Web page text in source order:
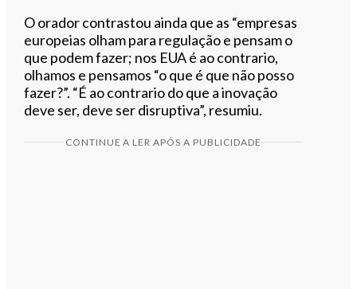
O orador contrastou ainda que as “empresas
europeias olham para regulação e pensam o
que podem fazer; nos EUA é ao contrario,
olhamos e pensamos “o que é que não posso
fazer?”. “É ao contrario do que a inovação
deve ser, deve ser disruptiva”, resumiu.
CONTINUE A LER APÓS A PUBLICIDADE